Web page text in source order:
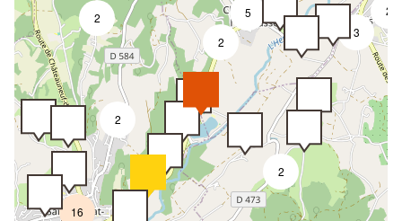
2
2
16
2
3
2
2
5